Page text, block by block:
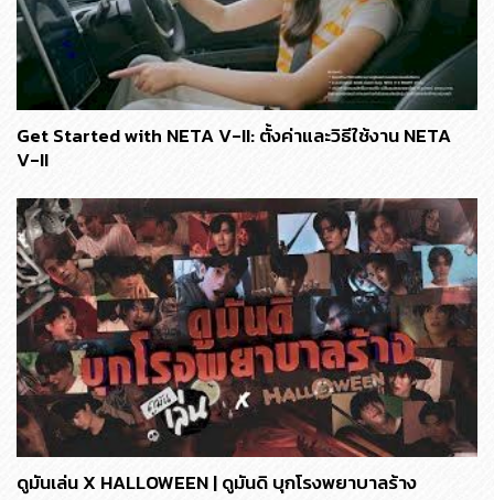
Get Started with NETA V-II: ตั้งค่าและวิธีใช้งาน NETA
V-II
ดูมันเล่น X HALLOWEEN | ดูมันดิ บุกโรงพยาบาลร้าง